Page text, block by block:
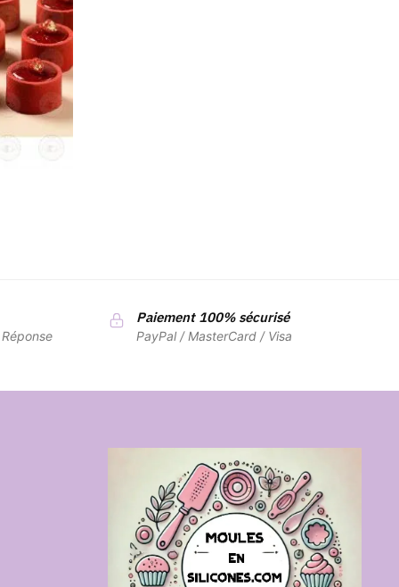
Paiement 100% sécurisé
PayPal / MasterCard / Visa